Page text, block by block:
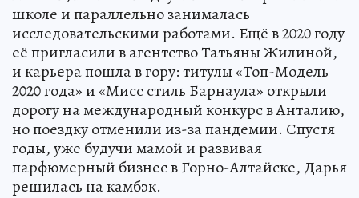
школе и параллельно занималась
исследовательскими работами. Ещё в 2020 году
её пригласили в агентство Татьяны Жилиной,
и карьера пошла в гору: титулы «Топ-Модель
2020 года» и «Мисс стиль Барнаула» открыли
дорогу на международный конкурс в Анталию,
но поездку отменили из-за пандемии. Спустя
годы, уже будучи мамой и развивая
парфюмерный бизнес в Горно-Алтайске, Дарья
решилась на камбэк.